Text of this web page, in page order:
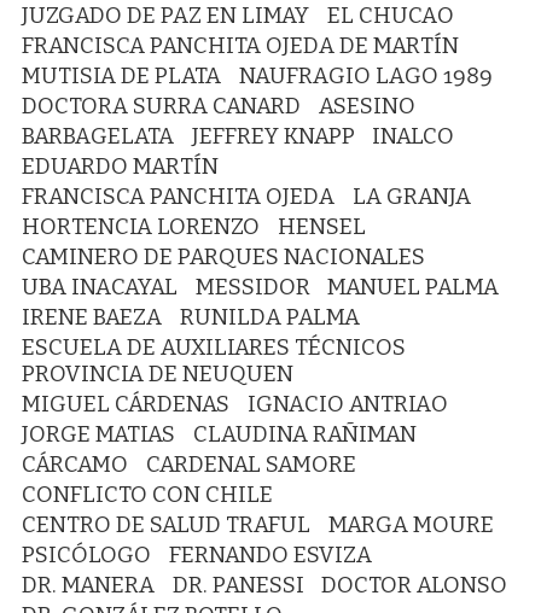
JUZGADO DE PAZ EN LIMAY
EL CHUCAO
FRANCISCA PANCHITA OJEDA DE MARTÍN
MUTISIA DE PLATA
NAUFRAGIO LAGO 1989
DOCTORA SURRA CANARD
ASESINO
BARBAGELATA
JEFFREY KNAPP
INALCO
EDUARDO MARTÍN
FRANCISCA PANCHITA OJEDA
LA GRANJA
HORTENCIA LORENZO
HENSEL
CAMINERO DE PARQUES NACIONALES
UBA INACAYAL
MESSIDOR
MANUEL PALMA
IRENE BAEZA
RUNILDA PALMA
ESCUELA DE AUXILIARES TÉCNICOS
PROVINCIA DE NEUQUEN
MIGUEL CÁRDENAS
IGNACIO ANTRIAO
JORGE MATIAS
CLAUDINA RAÑIMAN
CÁRCAMO
CARDENAL SAMORE
CONFLICTO CON CHILE
CENTRO DE SALUD TRAFUL
MARGA MOURE
PSICÓLOGO
FERNANDO ESVIZA
DR. MANERA
DR. PANESSI
DOCTOR ALONSO